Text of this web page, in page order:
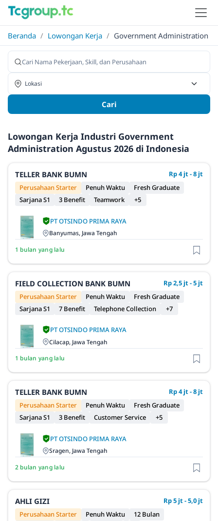
Beranda / Lowongan Kerja / Government Administration
Cari
Lowongan Kerja Industri Government
Administration Agustus 2026 di Indonesia
TELLER BANK BUMN
Rp 4 jt - 8 jt
Perusahaan Starter
Penuh Waktu
Fresh Graduate
Sarjana S1
3 Benefit Teamwork +5
PT OTSINDO PRIMA RAYA
Banyumas, Jawa Tengah
1 bulan yang lalu
FIELD COLLECTION BANK BUMN
Rp 2,5 jt - 5 jt
Perusahaan Starter
Penuh Waktu
Fresh Graduate
Sarjana S1
7 Benefit Telephone Collection +7
PT OTSINDO PRIMA RAYA
Cilacap, Jawa Tengah
1 bulan yang lalu
TELLER BANK BUMN
Rp 4 jt - 8 jt
Perusahaan Starter
Penuh Waktu
Fresh Graduate
Sarjana S1
3 Benefit Customer Service +5
PT OTSINDO PRIMA RAYA
Sragen, Jawa Tengah
2 bulan yang lalu
AHLI GIZI
Rp 5 jt - 5,0 jt
Perusahaan Starter
Penuh Waktu
12 Bulan